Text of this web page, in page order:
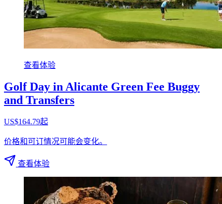
查看体验
Golf Day in Alicante Green Fee Buggy
and Transfers
US$164.79起
价格和可订情况可能会变化。
查看体验